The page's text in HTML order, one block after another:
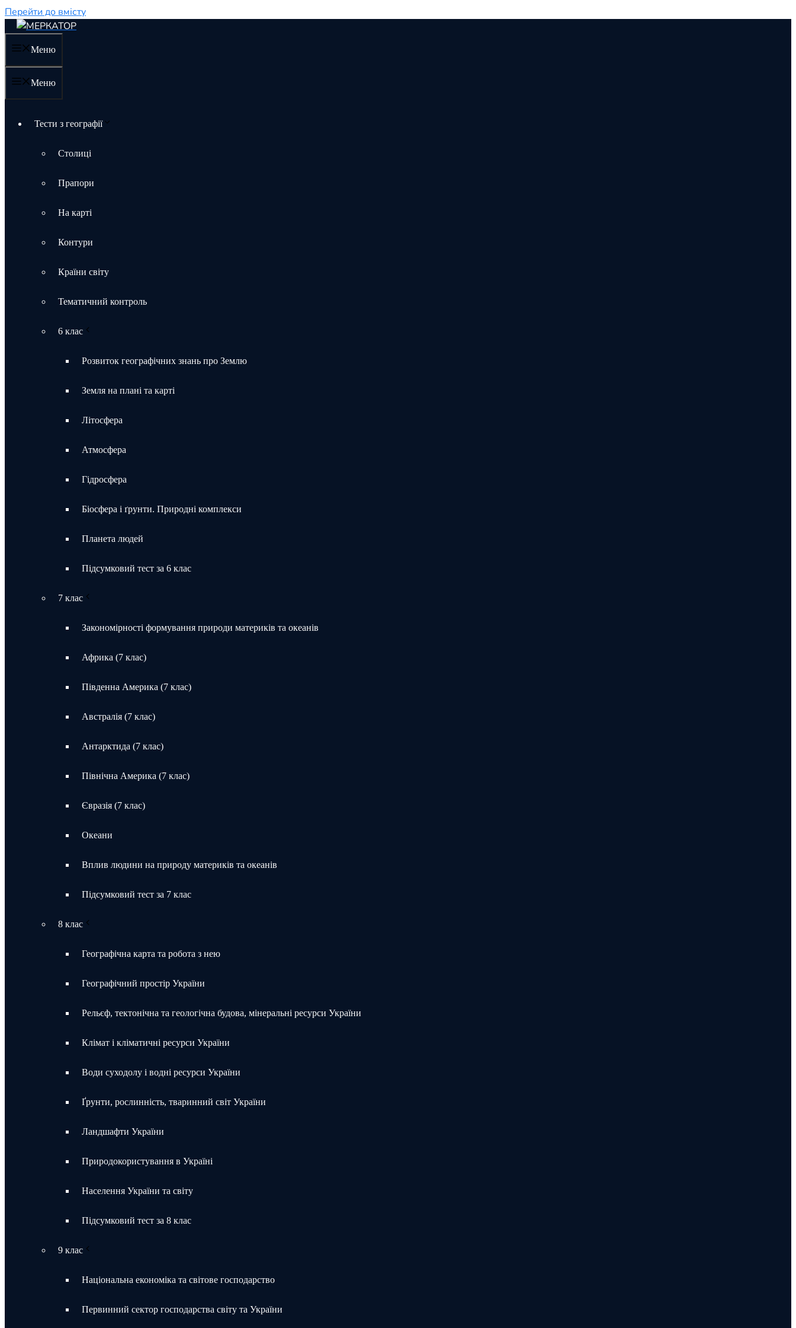
Перейти до вмісту
Меню
Меню
Тести з географії
Столиці
Прапори
На карті
Контури
Країни світу
Тематичний контроль
6 клас
Розвиток географічних знань про Землю
Земля на плані та карті
Літосфера
Атмосфера
Гідросфера
Біосфера і ґрунти. Природні комплекси
Планета людей
Підсумковий тест за 6 клас
7 клас
Закономірності формування природи материків та океанів
Африка (7 клас)
Південна Америка (7 клас)
Австралія (7 клас)
Антарктида (7 клас)
Північна Америка (7 клас)
Євразія (7 клас)
Океани
Вплив людини на природу материків та океанів
Підсумковий тест за 7 клас
8 клас
Географічна карта та робота з нею
Географічний простір України
Рельєф, тектонічна та геологічна будова, мінеральні ресурси України
Клімат і кліматичні ресурси України
Води суходолу і водні ресурси України
Ґрунти, рослинність, тваринний світ України
Ландшафти України
Природокористування в Україні
Населення України та світу
Підсумковий тест за 8 клас
9 клас
Національна економіка та світове господарство
Первинний сектор господарства світу та України